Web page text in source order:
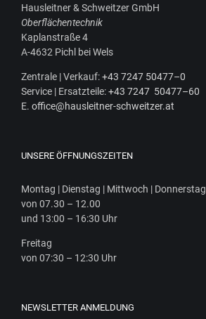
Haus­leit­ner & Schweit­zer GmbH
Ober­flä­chen­tech­nik
Kaplan­stra­ße 4
A‑4632 Pichl bei Wels
Zen­tra­le | Ver­kauf:+43 7247 50477–0
Ser­vice | Ersatz­tei­le:+43 7247 50477–60
E. office@hausleitner-schweitzer.at
UNSERE ÖFFNUNGSZEITEN
Mon­tag | Diens­tag | Mitt­woch | Donnerstag
von 07.30 – 12.00
und 13:00 – 16:30 Uhr
Frei­tag
von 07:30 – 12:30 Uhr
NEWSLETTER ANMELDUNG